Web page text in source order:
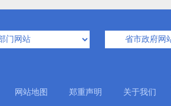
网站地图 郑重声明 关于我们